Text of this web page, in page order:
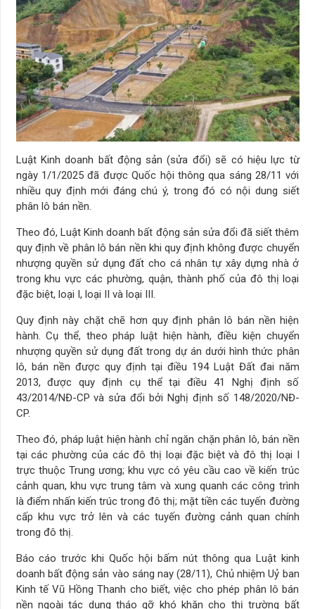
Luật Kinh doanh bất động sản (sửa đổi) sẽ có hiệu lực từ
ngày 1/1/2025 đã được Quốc hội thông qua sáng 28/11 với
nhiều quy định mới đáng chú ý, trong đó có nội dung siết
phân lô bán nền.
Theo đó, Luật Kinh doanh bất động sản sửa đổi đã siết thêm
quy định về phân lô bán nền khi quy định không được chuyển
nhượng quyền sử dụng đất cho cá nhân tự xây dựng nhà ở
trong khu vực các phường, quận, thành phố của đô thị loại
đặc biệt, loại I, loại II và loại III.
Quy định này chặt chẽ hơn quy định phân lô bán nền hiện
hành. Cụ thể, theo pháp luật hiện hành, điều kiện chuyển
nhượng quyền sử dụng đất trong dự án dưới hình thức phân
lô, bán nền được quy định tại điều 194 Luật Đất đai năm
2013, được quy định cụ thể tại điều 41 Nghị định số
43/2014/NĐ-CP và sửa đổi bởi Nghị định số 148/2020/NĐ-
CP.
Theo đó, pháp luật hiện hành chỉ ngăn chặn phân lô, bán nền
tại các phường của các đô thị loại đặc biệt và đô thị loại I
trực thuộc Trung ương; khu vực có yêu cầu cao về kiến trúc
cảnh quan, khu vực trung tâm và xung quanh các công trình
là điểm nhấn kiến trúc trong đô thị; mặt tiền các tuyến đường
cấp khu vực trở lên và các tuyến đường cảnh quan chính
trong đô thị.
Báo cáo trước khi Quốc hội bấm nút thông qua Luật kinh
doanh bất động sản vào sáng nay (28/11), Chủ nhiệm Uỷ ban
Kinh tế Vũ Hồng Thanh cho biết, việc cho phép phân lô bán
nền ngoài tác dụng tháo gỡ khó khăn cho thị trường bất